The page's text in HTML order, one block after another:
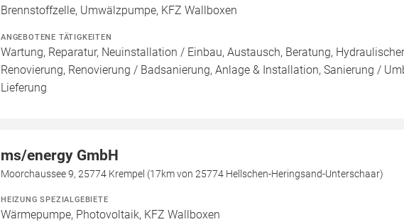
Brennstoffzelle, Umwälzpumpe, KFZ Wallboxen
ANGEBOTENE TÄTIGKEITEN
Wartung, Reparatur, Neuinstallation / Einbau, Austausch, Beratung,
Renovierung, Renovierung / Badsanierung, Anlage & Installation, Sanierung /
Lieferung
ms/energy GmbH
Moorchaussee 9, 25774 Krempel (17km von 25774 Hellschen-Heringsand-Unterschaar)
HEIZUNG SPEZIALGEBIETE
Wärmepumpe, Photovoltaik, KFZ Wallboxen